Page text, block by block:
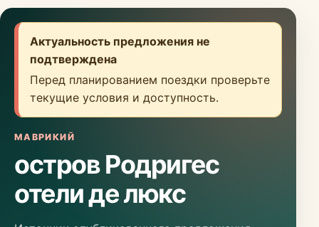
Актуальность предложения не
подтверждена
Перед планированием поездки проверьте
текущие условия и доступность.
МАВРИКИЙ
остров Родригес
отели де люкс